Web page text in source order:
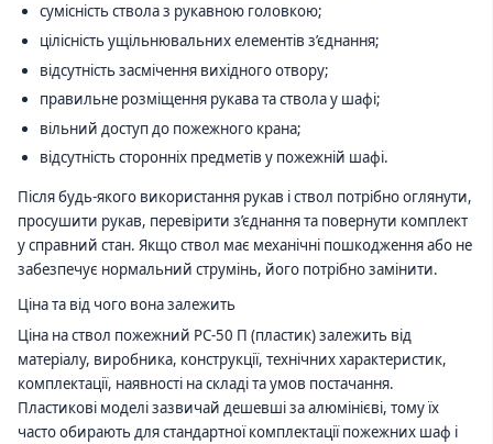
сумісність ствола з рукавною головкою;
цілісність ущільнювальних елементів з’єднання;
відсутність засмічення вихідного отвору;
правильне розміщення рукава та ствола у шафі;
вільний доступ до пожежного крана;
відсутність сторонніх предметів у пожежній шафі.
Після будь-якого використання рукав і ствол потрібно оглянути,
просушити рукав, перевірити з’єднання та повернути комплект
у справний стан. Якщо ствол має механічні пошкодження або не
забезпечує нормальний струмінь, його потрібно замінити.
Ціна та від чого вона залежить
Ціна на ствол пожежний РС-50 П (пластик) залежить від
матеріалу, виробника, конструкції, технічних характеристик,
комплектації, наявності на складі та умов постачання.
Пластикові моделі зазвичай дешевші за алюмінієві, тому їх
часто обирають для стандартної комплектації пожежних шаф і